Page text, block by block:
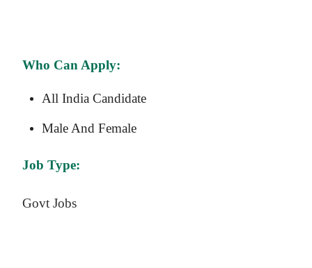
Who Can Apply:
All India Candidate
Male And Female
Job Type:
Govt Jobs